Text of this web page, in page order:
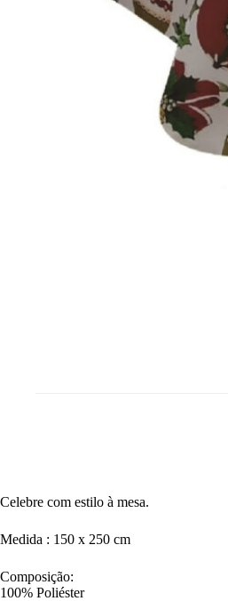
Celebre com estilo à mesa.
Medida : 150 x 250 cm
Composição:
100% Poliéster